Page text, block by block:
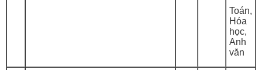
Toán,
Hóa
học,
Anh
văn